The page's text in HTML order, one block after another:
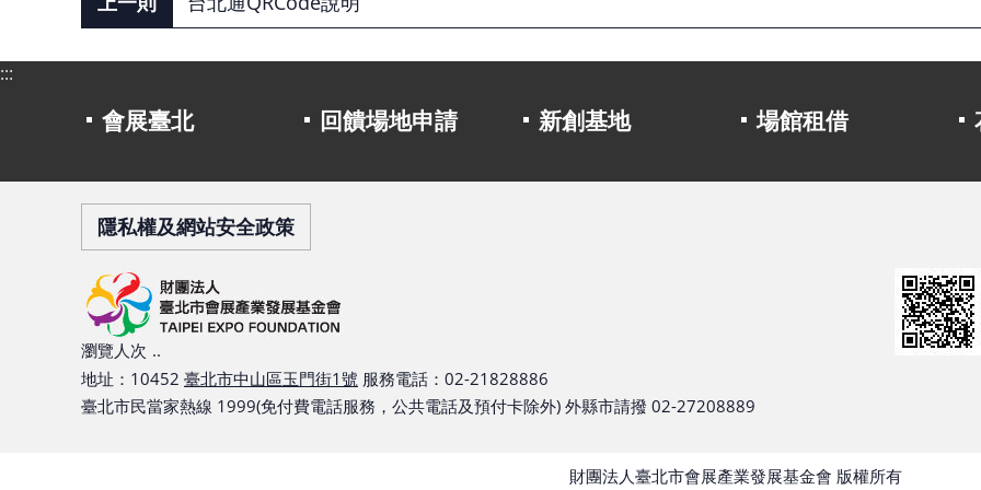
:::
會展臺北 回饋場地申請 新創基地 場館租借
隱私權及網站安全政策
瀏覽人次 ..
地址：10452 臺北市中山區玉門街1號 服務電話：02-21828886
臺北市民當家熱線 1999(免付費電話服務，公共電話及預付卡除外) 外縣市請撥 02-27208889
財團法人臺北市會展產業發展基金會 版權所有